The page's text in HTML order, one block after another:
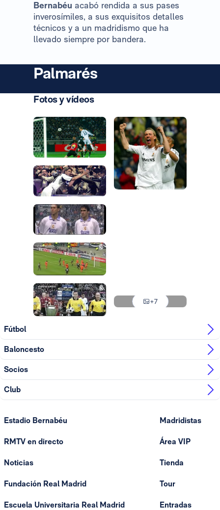
Bernabéu acabó rendida a sus pases
inverosímiles, a sus exquisitos detalles
técnicos y a un madridismo que ha
llevado siempre por bandera.
Palmarés
Fotos y vídeos
Foto: Real Madrid
Foto: Real Madrid
Foto: Real Madrid
Foto: Real Madrid
Foto: Real Madrid
+7
Fútbol
Baloncesto
Socios
Club
Estadio Bernabéu
RMTV en directo
Noticias
Fundación Real Madrid
Escuela Universitaria Real Madrid
Madridistas
Área VIP
Tienda
Tour
Entradas